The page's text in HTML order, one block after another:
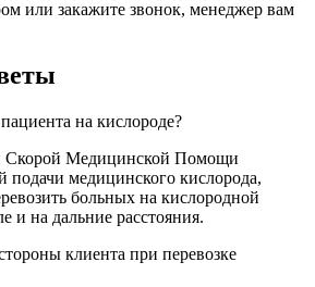
или закажите звонок, менеджер вам
на кислороде?
Скорой Медицинской Помощи
подачи медицинского кислорода,
больных на кислородной
и на дальние расстояния.
клиента при перевозке